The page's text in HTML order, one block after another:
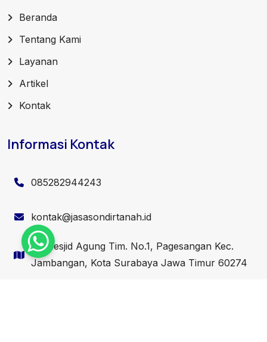
Beranda
Tentang Kami
Layanan
Artikel
Kontak
Informasi Kontak
085282944243
kontak@jasasondirtanah.id
Jl. Mesjid Agung Tim. No.1, Pagesangan Kec.
Jambangan, Kota Surabaya Jawa Timur 60274